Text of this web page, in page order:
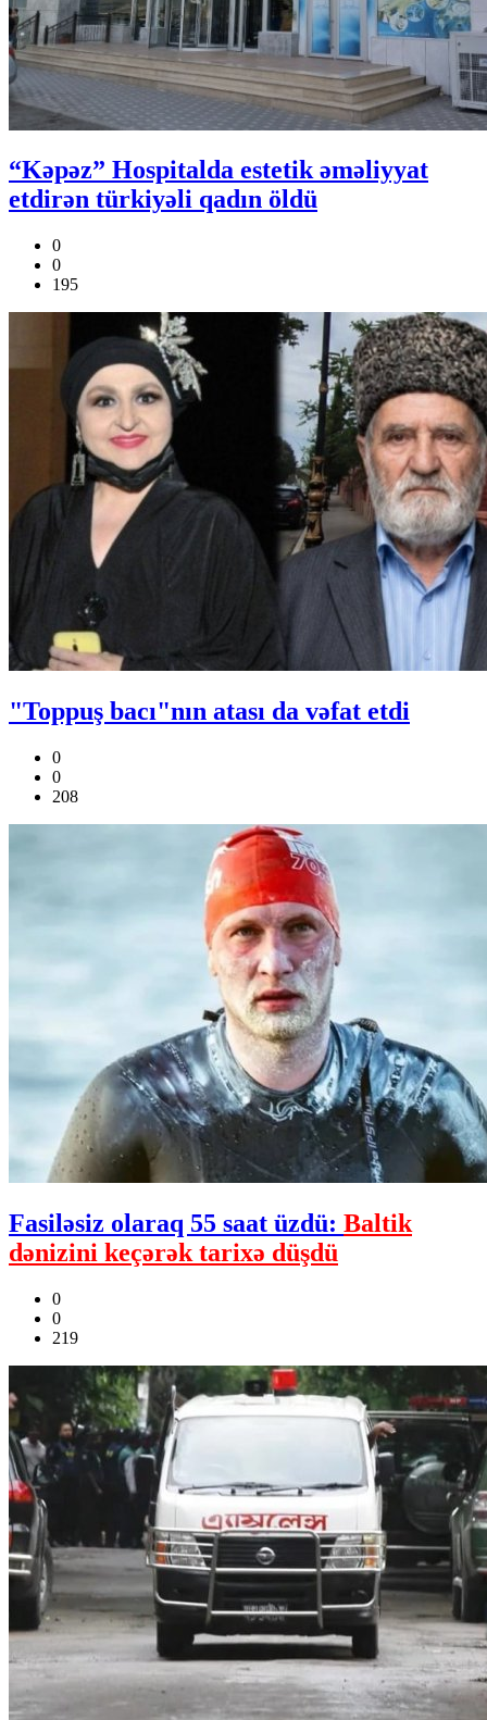
“Kəpəz” Hospitalda estetik əməliyyat
etdirən türkiyəli qadın öldü
0
0
195
"Toppuş bacı"nın atası da vəfat etdi
0
0
208
Fasiləsiz olaraq 55 saat üzdü: Baltik
dənizini keçərək tarixə düşdü
0
0
219